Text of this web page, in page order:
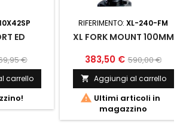
ED
€
carrello
RIFERIMENTO: XL-240-FM
XL FORK MOUNT 100MM
383,50 € 590,00 €
 Aggiungi al carrello
 Ultimi articoli in
magazzino